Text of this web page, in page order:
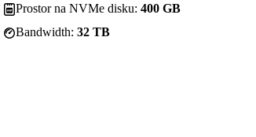
Prostor na NVMe disku: 400 GB
Bandwidth: 32 TB